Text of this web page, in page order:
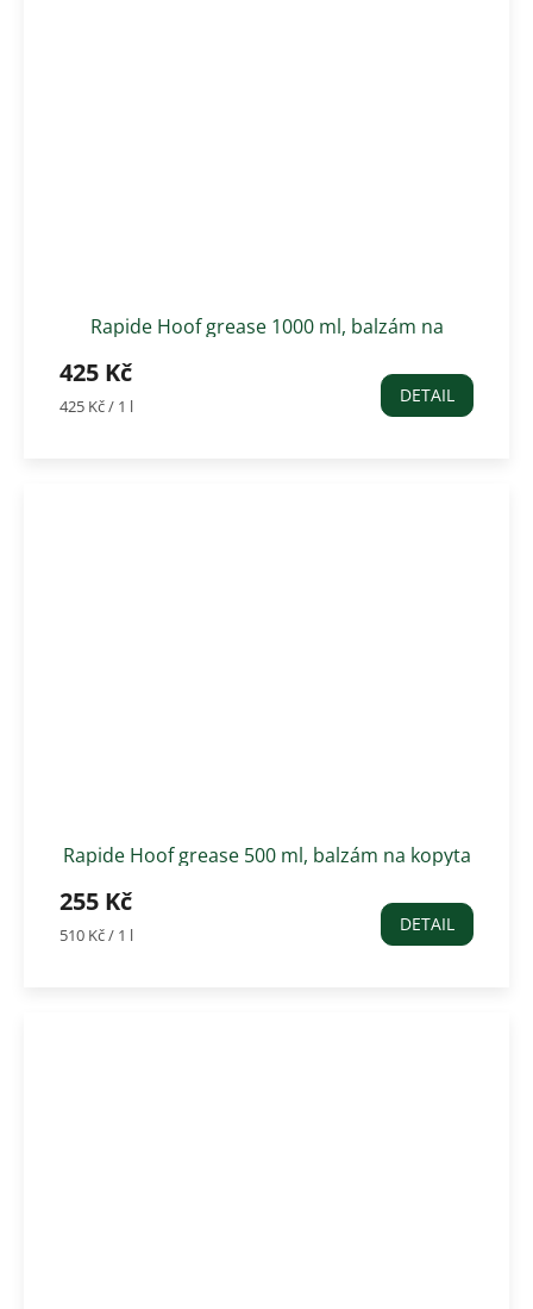
Rapide Hoof grease 1000 ml, balzám na
425 Kč
Měrná
425 Kč / 1 l DETAIL
Rapide Hoof grease 500 ml, balzám na kopyta
255 Kč
Měrná
510 Kč / 1 l DETAIL